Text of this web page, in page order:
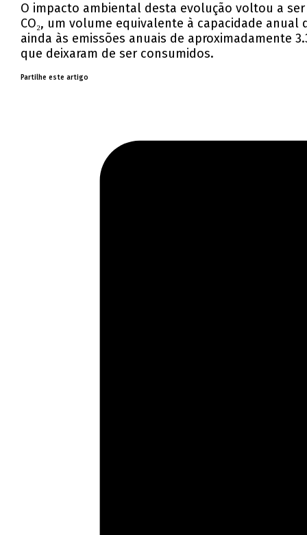
O impacto ambiental desta evolução voltou a
CO₂, um volume equivalente à capacidade
ainda às emissões anuais de aproximadamente
que deixaram de ser consumidos.
Partilhe este artigo